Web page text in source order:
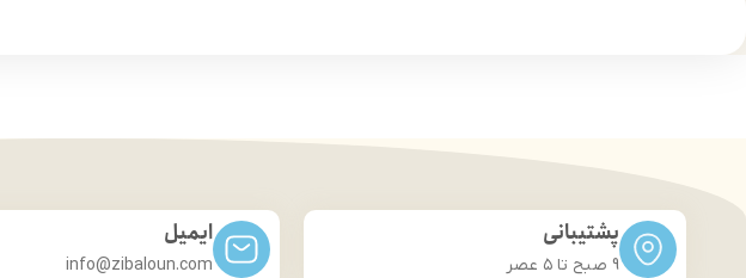
پشتیبانی
9 صبح تا ۵ عصر
ایمیل
info@zibaloun.com